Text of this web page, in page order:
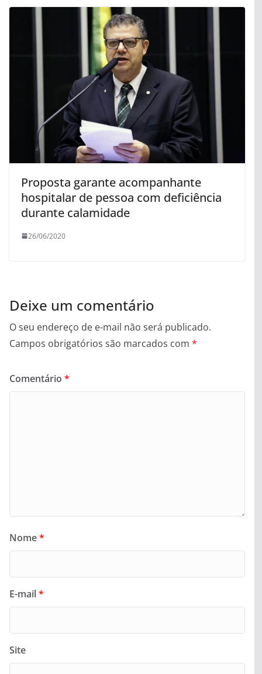
Proposta garante acompanhante
hospitalar de pessoa com deficiência
durante calamidade
26/06/2020
Deixe um comentário
O seu endereço de e-mail não será publicado.
Campos obrigatórios são marcados com *
Comentário *
Nome*
E-mail*
Site